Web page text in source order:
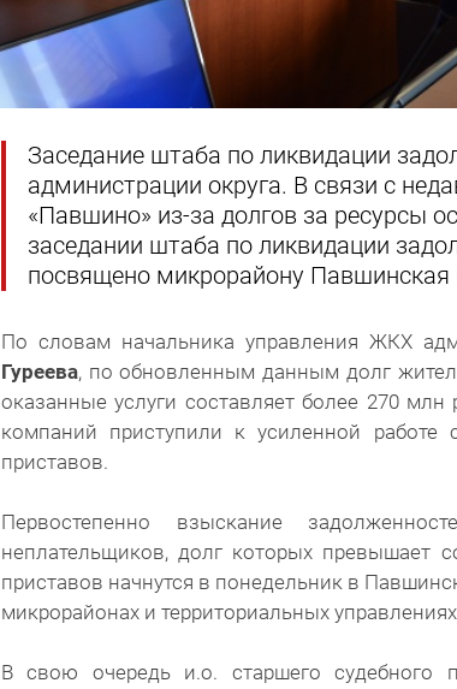
Заседание штаба по ликвидации
администрации округа. В связи с
«Павшино» из-за долгов за ресурсы
заседании штаба по ликвидации
посвящено микрорайону
По словам начальника управления ЖКХ
Гуреева, по обновленным данным долг
оказанные услуги составляет более 270
компаний приступили к усиленной работе
приставов.
Первостепенно взыскание
неплательщиков, долг которых превышает
приставов начнутся в понедельник в
микрорайонах и территориальных управлениях
В свою очередь и.о. старшего судебного